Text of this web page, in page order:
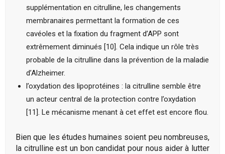
supplémentation en citrulline, les changements
membranaires permettant la formation de ces
cavéoles et la fixation du fragment d’APP sont
extrêmement diminués [10]. Cela indique un rôle très
probable de la citrulline dans la prévention de la maladie
d’Alzheimer.
l’oxydation des lipoprotéines : la citrulline semble être
un acteur central de la protection contre l’oxydation
[11]. Le mécanisme menant à cet effet est encore flou.
Bien que les études humaines soient peu nombreuses,
la citrulline est un bon candidat pour nous aider à lutter